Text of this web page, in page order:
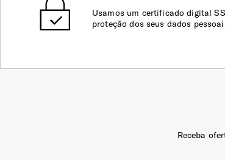
Usamos um certificado digital
proteção dos seus dados
Receba